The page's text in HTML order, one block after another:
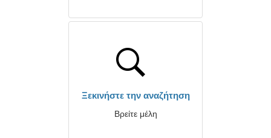
Ξεκινήστε την αναζήτηση
Βρείτε μέλη